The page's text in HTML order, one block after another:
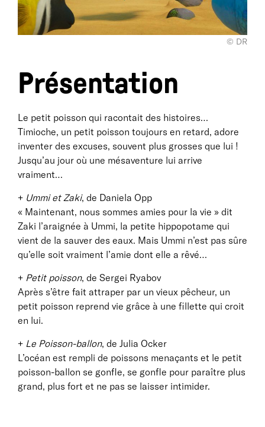
© DR
Présentation
Le petit poisson qui racontait des histoires…
Timioche, un petit poisson toujours en retard, adore
inventer des excuses, souvent plus grosses que lui !
Jusqu’au jour où une mésaventure lui arrive
vraiment…
+ Ummi et Zaki, de Daniela Opp
« Maintenant, nous sommes amies pour la vie » dit
Zaki l’araignée à Ummi, la petite hippopotame qui
vient de la sauver des eaux. Mais Ummi n’est pas sûre
qu’elle soit vraiment l’amie dont elle a rêvé…
+ Petit poisson, de Sergei Ryabov
Après s’être fait attraper par un vieux pêcheur, un
petit poisson reprend vie grâce à une fillette qui croit
en lui.
+ Le Poisson-ballon, de Julia Ocker
L’océan est rempli de poissons menaçants et le petit
poisson-ballon se gonfle, se gonfle pour paraître plus
grand, plus fort et ne pas se laisser intimider.